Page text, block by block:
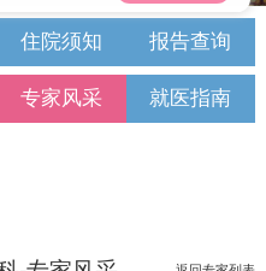
住院须知 报告查询
专家风采 就医指南